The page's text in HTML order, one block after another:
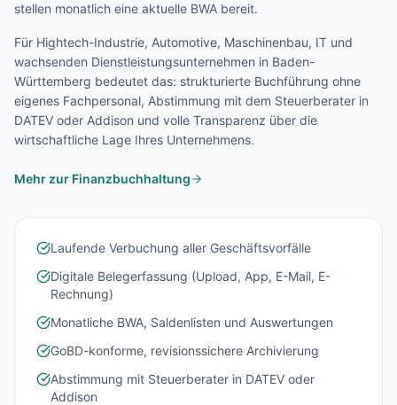
stellen monatlich eine aktuelle BWA bereit.
Für Hightech-Industrie, Automotive, Maschinenbau, IT und
wachsenden Dienstleistungsunternehmen in Baden-
Württemberg bedeutet das: strukturierte Buchführung ohne
eigenes Fachpersonal, Abstimmung mit dem Steuerberater in
DATEV oder Addison und volle Transparenz über die
wirtschaftliche Lage Ihres Unternehmens.
Mehr zur Finanzbuchhaltung
Laufende Verbuchung aller Geschäftsvorfälle
Digitale Belegerfassung (Upload, App, E-Mail, E-
Rechnung)
Monatliche BWA, Saldenlisten und Auswertungen
GoBD-konforme, revisionssichere Archivierung
Abstimmung mit Steuerberater in DATEV oder
Addison